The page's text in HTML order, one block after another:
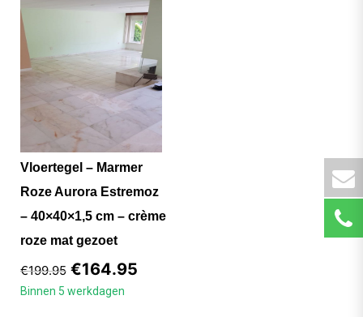
Vloertegel – Marmer
Roze Aurora Estremoz
– 40×40×1,5 cm – crème
roze mat gezoet
€199.95 €164.95
Binnen 5 werkdagen